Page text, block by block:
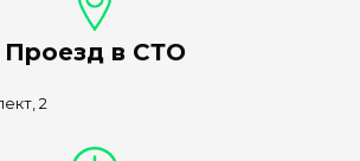
Проезд в СТО
2